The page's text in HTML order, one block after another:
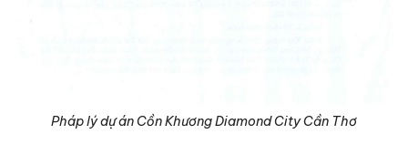
Pháp lý dự án Cồn Khương Diamond City Cần Thơ